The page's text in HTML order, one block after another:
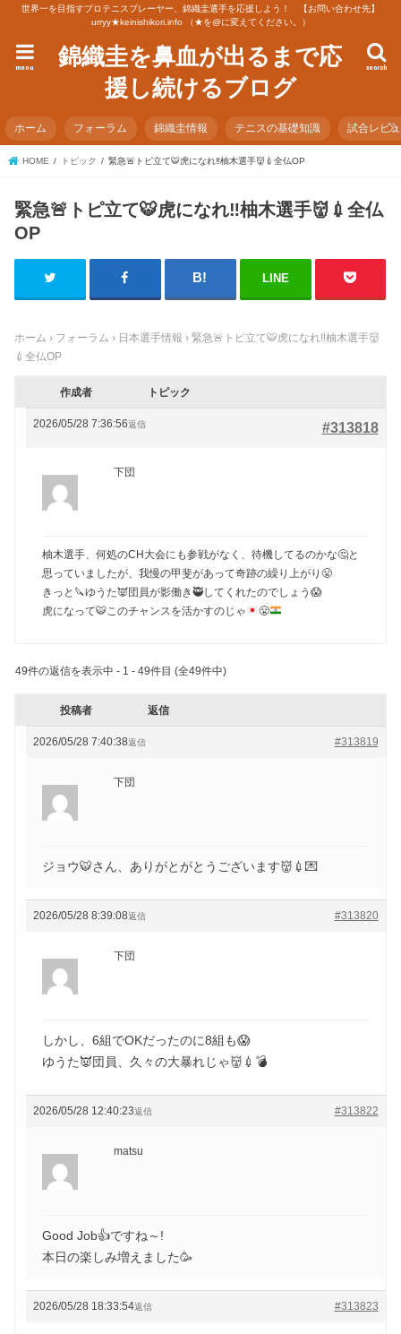
世界一を目指すプロテニスプレーヤー、錦織圭選手を応援しよう！ 【お問い合わせ先】
urryy★keinishikori.info （★を@に変えてください。）
錦織圭を鼻血が出るまで応
援し続けるブログ
search
menu
ホーム フォーラム 錦織圭情報 テニスの基礎知識 試合レビ
HOME トピック 緊急🚨トピ立て🐯虎になれ‼️柚木選手👹💉全仏OP
緊急🚨トピ立て🐯虎になれ‼️柚木選手👹💉全仏
OP
LINE
ホーム › フォーラム › 日本選手情報 › 緊急🚨トピ立て🐯虎になれ‼️柚木選手👹
💉全仏OP
作成者 トピック
2026/05/28 7:36:56 #313818
返信
下団
柚木選手、何処のCH大会にも参戦がなく、待機してるのかな🤔と
思っていましたが、我慢の甲斐があって奇跡の繰り上がり😤
きっと🔪ゆうた👿団員が影働き🥷してくれたのでしょう😱
虎になって🐯このチャンスを活かすのじゃ 😤
49件の返信を表示中 - 1 - 49件目 (全49件中)
投稿者 返信
2026/05/28 7:40:38 #313819
返信
下団
ジョウ🐯さん、ありがとがとうございます👹💉💌
2026/05/28 8:39:08 #313820
返信
下団
しかし、6組でOKだったのに8組も😱
ゆうた👿団員、久々の大暴れじゃ👹💉💣
2026/05/28 12:40:23 #313822
返信
matsu
Good Job👍ですね～!
本日の楽しみ増えました🥳
2026/05/28 18:33:54 #313823
返信